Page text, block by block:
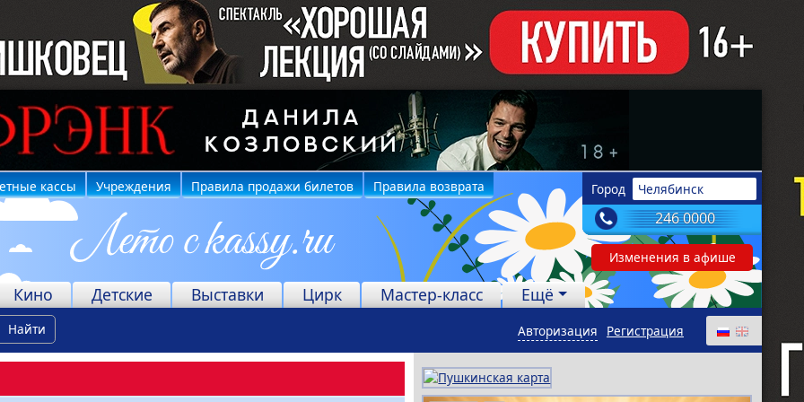
Город Челябинск
246 0000
Изменения в афише
кассы Учреждения Правила продажи билетов Правила возврата
Кино Детские Выставки Цирк Мастер-класс Ещё
Найти Регистрация
Авторизация